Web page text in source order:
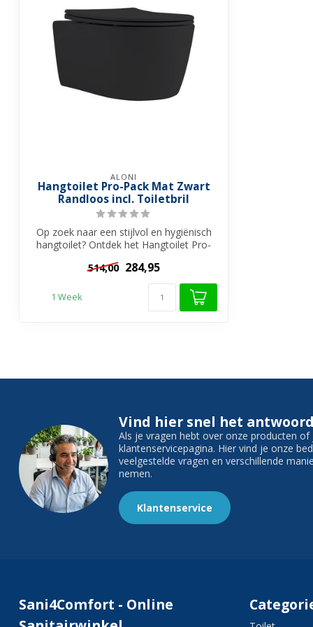
ALONI
Hangtoilet Pro-Pack Mat Zwart
Randloos incl. Toiletbril
Op zoek naar een stijlvol en hygiënisch
hangtoilet? Ontdek het Hangtoilet Pro-
514,00 284,95
1 Week
Vind hier snel het
Als je vragen hebt over onze producten
klantenservicepagina. Hier vind je onze
veelgestelde vragen en verschillende
nemen.
Klantenservice
Sani4Comfort - Online